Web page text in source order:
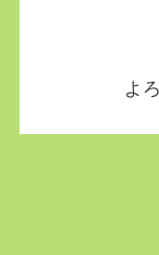
よ